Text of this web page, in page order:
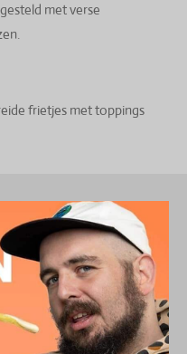
met verse
frietjes met toppings